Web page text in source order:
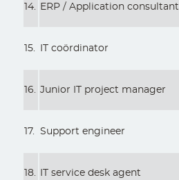
14. ERP / Application consultant
15. IT coördinator
16. Junior IT project manager
17. Support engineer
18. IT service desk agent